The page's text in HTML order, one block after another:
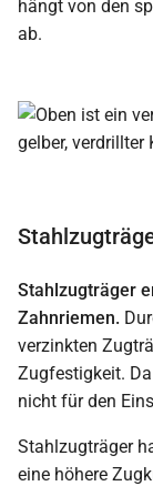
hängt von den
ab.
Stahlzugträger
Zahnriemen.
verzinkten
Zugfestigkeit.
nicht für den
Stahlzugträger
eine höhere